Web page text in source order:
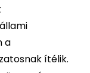
a
ítélik.